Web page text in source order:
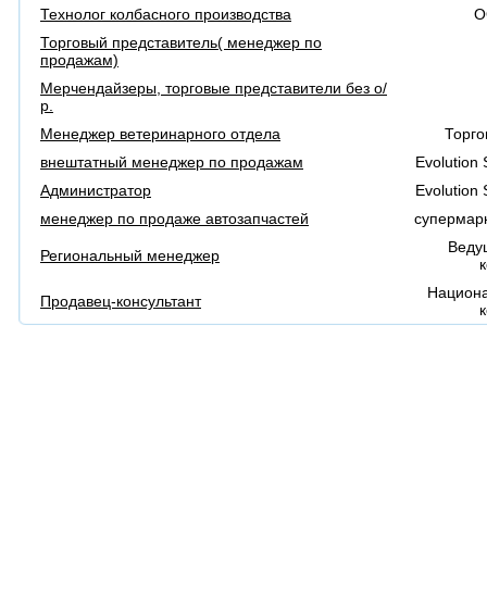
Технолог колбасного производства
Торговый представитель( менеджер по
продажам)
Мерчендайзеры, торговые представители без о/
р.
Менеджер ветеринарного отдела
внештатный менеджер по продажам
Evolution
Администратор
Evolution
менеджер по продаже автозапчастей
Региональный менеджер
Продавец-консультант